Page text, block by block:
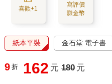
喜歡+1
寫評價
賺金幣
紙本平裝 金石堂 電子書
9 折 162 元 180 元